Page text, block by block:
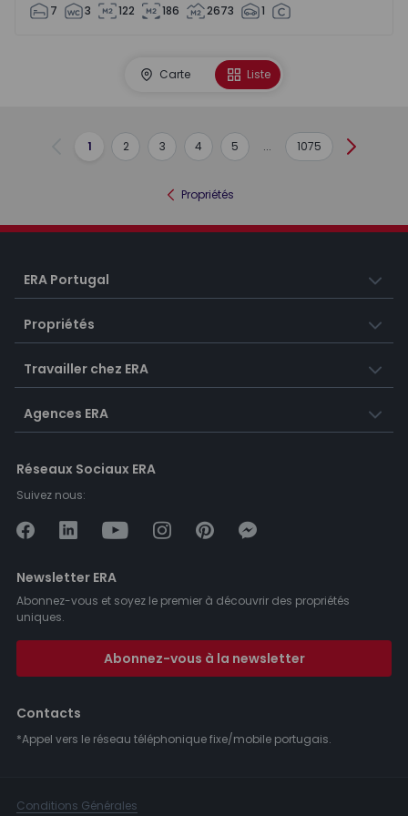
7 3 122 186 2673 1
Carte Liste
Précédent
1 2 3 4 5 ... 1075 Suivant
Propriétés
ERA Portugal
Propriétés
Travailler chez ERA
Agences ERA
Réseaux Sociaux ERA
Suivez nous:
Newsletter ERA
Abonnez-vous et soyez le premier à découvrir des propriétés
uniques.
Abonnez-vous à la newsletter
Contacts
*Appel vers le réseau téléphonique fixe/mobile portugais.
Conditions Générales